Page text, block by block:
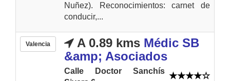
Nuñez). Reconocimientos: carnet de
conducir,...
Valencia A 0.89 kms Médic SB
&amp; Asociados
Calle Doctor Sanchís